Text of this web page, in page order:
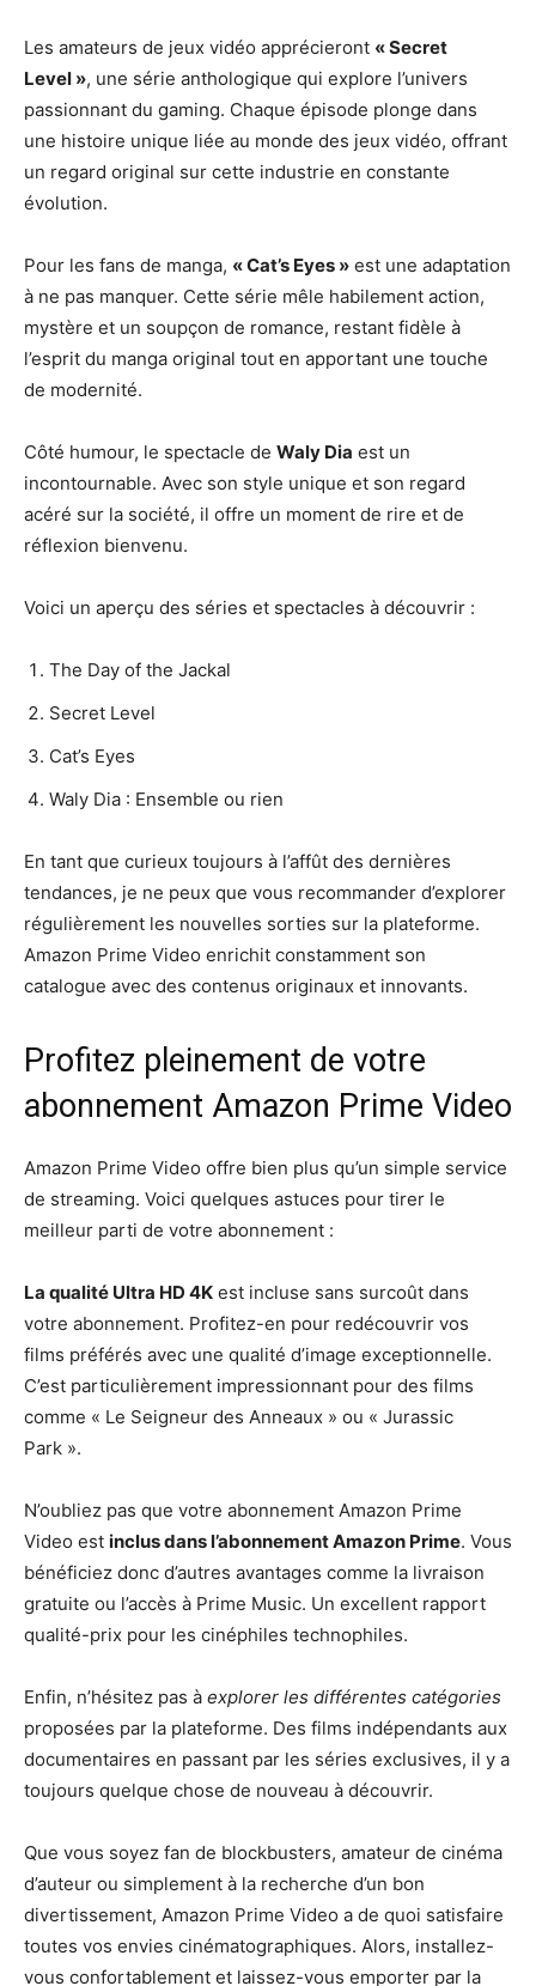
Les amateurs de jeux vidéo apprécieront « Secret
Level », une série anthologique qui explore l’univers
passionnant du gaming. Chaque épisode plonge dans
une histoire unique liée au monde des jeux vidéo, offrant
un regard original sur cette industrie en constante
évolution.
Pour les fans de manga, « Cat’s Eyes » est une adaptation
à ne pas manquer. Cette série mêle habilement action,
mystère et un soupçon de romance, restant fidèle à
l’esprit du manga original tout en apportant une touche
de modernité.
Côté humour, le spectacle de Waly Dia est un
incontournable. Avec son style unique et son regard
acéré sur la société, il offre un moment de rire et de
réflexion bienvenu.
Voici un aperçu des séries et spectacles à découvrir :
The Day of the Jackal
Secret Level
Cat’s Eyes
Waly Dia : Ensemble ou rien
En tant que curieux toujours à l’affût des dernières
tendances, je ne peux que vous recommander d’explorer
régulièrement les nouvelles sorties sur la plateforme.
Amazon Prime Video enrichit constamment son
catalogue avec des contenus originaux et innovants.
Profitez pleinement de votre
abonnement Amazon Prime Video
Amazon Prime Video offre bien plus qu’un simple service
de streaming. Voici quelques astuces pour tirer le
meilleur parti de votre abonnement :
La qualité Ultra HD 4K est incluse sans surcoût dans
votre abonnement. Profitez-en pour redécouvrir vos
films préférés avec une qualité d’image exceptionnelle.
C’est particulièrement impressionnant pour des films
comme « Le Seigneur des Anneaux » ou « Jurassic
Park ».
N’oubliez pas que votre abonnement Amazon Prime
Video est inclus dans l’abonnement Amazon Prime. Vous
bénéficiez donc d’autres avantages comme la livraison
gratuite ou l’accès à Prime Music. Un excellent rapport
qualité-prix pour les cinéphiles technophiles.
Enfin, n’hésitez pas à explorer les différentes catégories
proposées par la plateforme. Des films indépendants aux
documentaires en passant par les séries exclusives, il y a
toujours quelque chose de nouveau à découvrir.
Que vous soyez fan de blockbusters, amateur de cinéma
d’auteur ou simplement à la recherche d’un bon
divertissement, Amazon Prime Video a de quoi satisfaire
toutes vos envies cinématographiques. Alors, installez-
vous confortablement et laissez-vous emporter par la